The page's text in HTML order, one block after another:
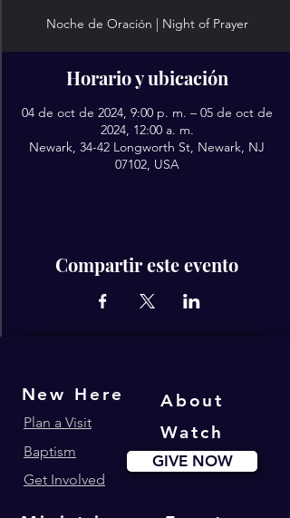
Noche de Oración | Night of Prayer
Horario y ubicación
04 de oct de 2024, 9:00 p. m. – 05 de oct de
2024, 12:00 a. m.
Newark, 34-42 Longworth St, Newark, NJ
07102, USA
Compartir este evento
About
New Here
Plan a Visit
Baptism
GIVE NOW
Get Involved
Watch